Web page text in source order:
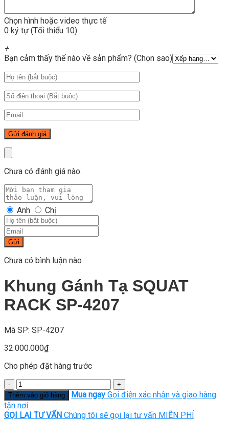
Chọn hình hoặc video thực tế
0 ký tự (Tối thiểu 10)
+
Bạn cảm thấy thế nào về sản phẩm? (Chọn sao)
Chưa có đánh giá nào.
Anh Chị
Gửi
Chưa có bình luận nào
Khung Gánh Tạ SQUAT
RACK SP-4207
Mã SP: SP-4207
32.000.000₫
Cho phép đặt hàng trước
Số
lượng
Thêm vào giỏ hàng Mua ngay Gọi điện xác nhận và giao hàng
tận nơi
GỌI LẠI TƯ VẤN Chúng tôi sẽ gọi lại tư vấn MIỄN PHÍ